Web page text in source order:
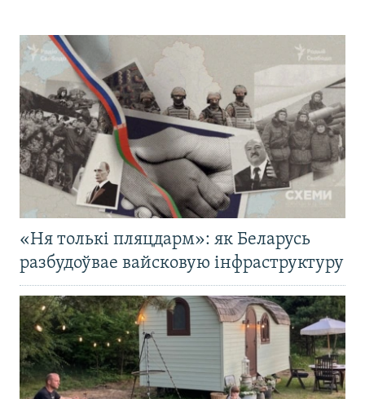
«Ня толькі пляцдарм»: як Беларусь
разбудоўвае вайсковую інфраструктуру